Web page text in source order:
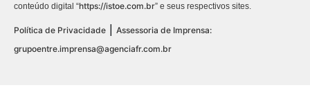
conteúdo digital “https://istoe.com.br” e seus respectivos sites.
Política de Privacidade
Assessoria de Imprensa:
grupoentre.imprensa@agenciafr.com.br